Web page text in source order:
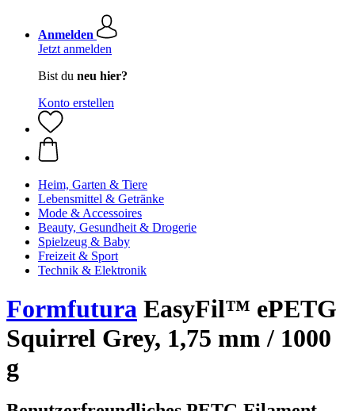
Anmelden
Jetzt anmelden
Bist du neu hier?
Konto erstellen
Heim, Garten & Tiere
Lebensmittel & Getränke
Mode & Accessoires
Beauty, Gesundheit & Drogerie
Spielzeug & Baby
Freizeit & Sport
Technik & Elektronik
Formfutura EasyFil™ ePETG
Squirrel Grey, 1,75 mm / 1000
g